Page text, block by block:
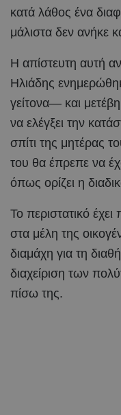
κατά λάθος ένα
μάλιστα δεν ανήκε
Η απίστευτη αυτή
Ηλιάδης
γείτονα— και
να ελέγξει την
σπίτι της μητέρας
του θα έπρεπε να
όπως ορίζει η
Το περιστατικό
στα μέλη της
διαμάχη για τη
διαχείριση των
πίσω της.